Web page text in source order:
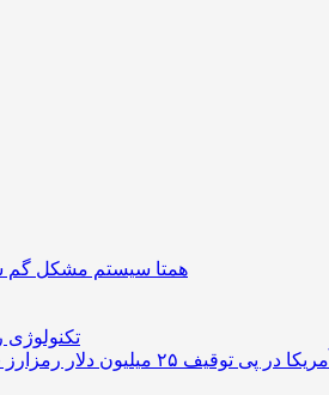
همتا سیستم مشکل گم
تکنولوژی
آمریکا در پی توقیف ۲۵ میلیون دلار رمزارز حاصل از کلاهبرداری‌های عاشقانه است